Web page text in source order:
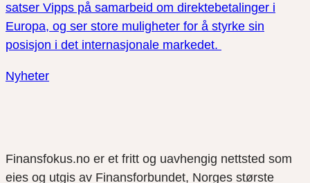
satser Vipps på samarbeid om direktebetalinger i
Europa, og ser store muligheter for å styrke sin
posisjon i det internasjonale markedet.
Nyheter
Finansfokus.no er et fritt og uavhengig nettsted som
eies og utgis av Finansforbundet, Norges største